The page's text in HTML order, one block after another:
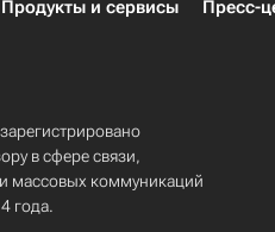
Продукты и сервисы Пресс-
в сфере связи,
массовых коммуникаций
года.